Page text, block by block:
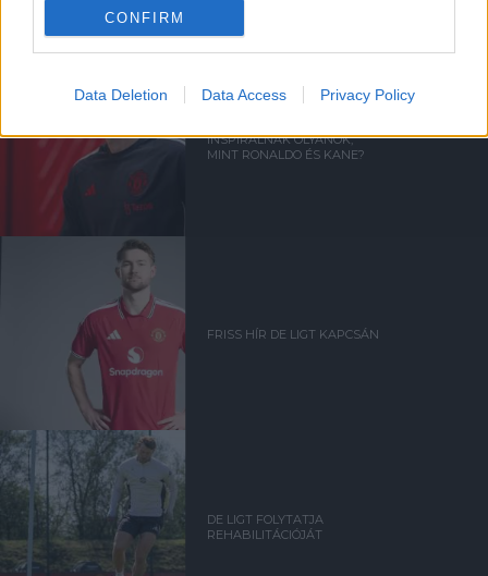
CONFIRM
Data Deletion Data Access Privacy Policy
MATTHIJS DE LIGT
INSPIRÁLNAK OLYANOK,
MINT RONALDO ÉS KANE?
FRISS HÍR DE LIGT KAPCSÁN
DE LIGT FOLYTATJA
REHABILITÁCIÓJÁT